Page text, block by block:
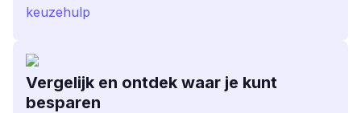
keuzehulp
Vergelijk en ontdek waar je kunt
besparen